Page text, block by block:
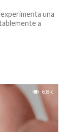
una
a
6.8K